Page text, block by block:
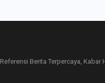
Berita Terpercaya,